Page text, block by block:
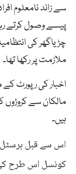
سے زائد نامعلوم
پیسے وصول کرتے
چڑیاگھر کی
ملازمت پر رکھا تھا۔
مالکان سے
ہیں۔
اس سے قبل برسٹل
کونسل اس طرح کی